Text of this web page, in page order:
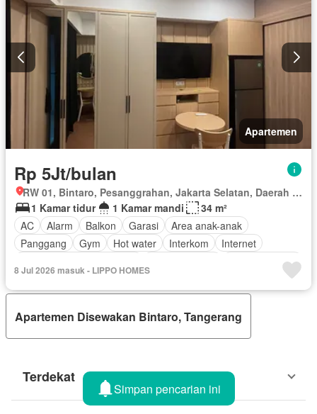
Apartemen
Rp 5Jt/bulan
RW 01, Bintaro, Pesanggrahan, Jakarta Selatan, Daerah Khusus Ibukota Jakarta
1 Kamar tidur
1 Kamar mandi
34 m²
AC
Alarm Balkon Garasi
Area anak-anak
Panggang
Gym Hot water Interkom
Internet
Secure parking
Kolam renang
Telephone
Televisi
Berperabot lengkap
8 Jul 2026 masuk - LIPPO HOMES
Apartemen Disewakan Bintaro, Tangerang
Terdekat
Simpan pencarian ini